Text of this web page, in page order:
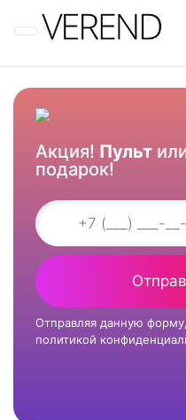
Меню
Акция! Пульт
подарок!
Отправляя данную
политикой